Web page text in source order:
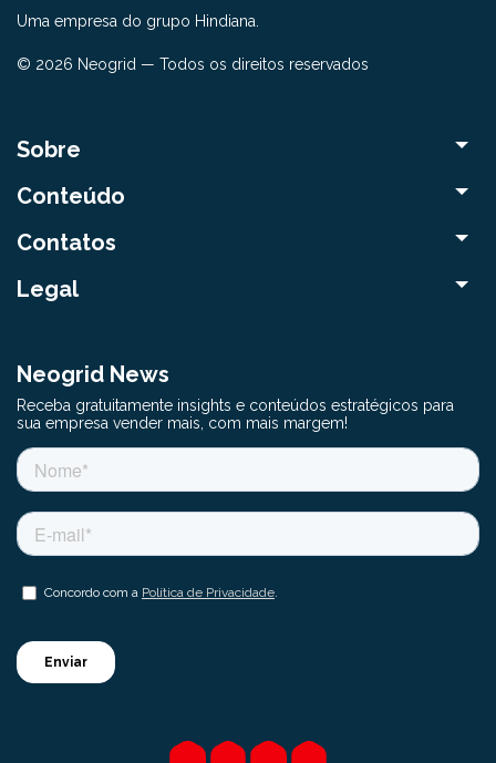
Uma empresa do grupo Hindiana.
© 2026 Neogrid — Todos os direitos reservados
Sobre
Conteúdo
Contatos
Legal
Neogrid News